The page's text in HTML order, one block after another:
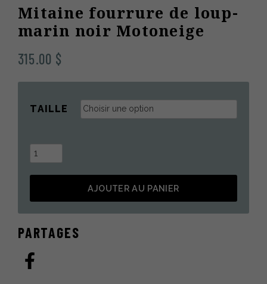
Mitaine fourrure de loup-
marin noir Motoneige
315.00 $
TAILLE
quantité
de
Mitaine
marin
noir
Motoneige
AJOUTER AU PANIER
PARTAGES